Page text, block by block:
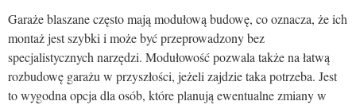
Garaże blaszane często mają modułową budowę, co oznacza, że ich
montaż jest szybki i może być przeprowadzony bez
specjalistycznych narzędzi. Modułowość pozwala także na łatwą
rozbudowę garażu w przyszłości, jeżeli zajdzie taka potrzeba. Jest
to wygodna opcja dla osób, które planują ewentualne zmiany w